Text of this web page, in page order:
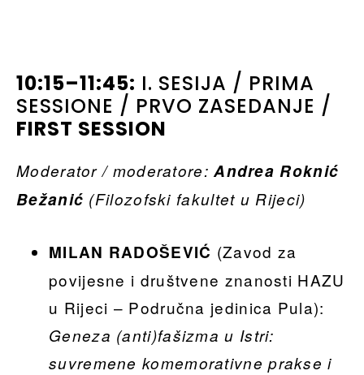
10:15–11:45: I. SESIJA / PRIMA
SESSIONE / PRVO ZASEDANJE /
FIRST SESSION
Moderator / moderatore:Andrea Roknić
Bežanić (Filozofski fakultet u Rijeci)
MILAN RADOŠEVIĆ (Zavod za
povijesne i društvene znanosti HAZU
u Rijeci – Područna jedinica Pula):
Geneza (anti)fašizma u Istri:
suvremene komemorativne prakse i